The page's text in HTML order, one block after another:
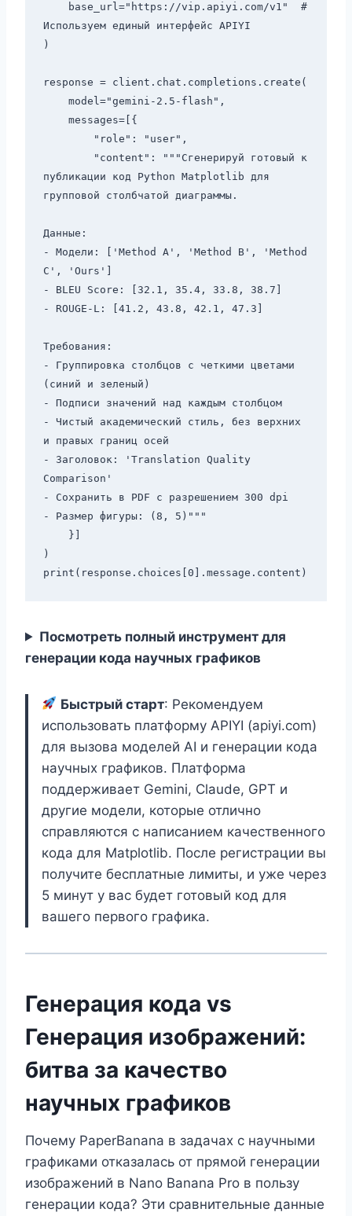
Используем единый интерфейс APIYI
)
response = client.chat.completions.create(
публикации код Python Matplotlib для
групповой столбчатой диаграммы.
Данные:
- Модели: ['Method A', 'Method B', 'Method
C', 'Ours']
- BLEU Score: [32.1, 35.4, 33.8, 38.7]
- ROUGE-L: [41.2, 43.8, 42.1, 47.3]
Требования:
- Группировка столбцов с четкими цветами
(синий и зеленый)
- Подписи значений над каждым столбцом
- Чистый академический стиль, без верхних
и правых границ осей
- Заголовок: 'Translation Quality
Comparison'
- Сохранить в PDF с разрешением 300 dpi
- Размер фигуры: (8, 5)"""
)
Посмотреть полный инструмент для
генерации кода научных графиков
Быстрый старт: Рекомендуем
использовать платформу APIYI (apiyi.com)
для вызова моделей AI и генерации кода
научных графиков. Платформа
поддерживает Gemini, Claude, GPT и
другие модели, которые отлично
справляются с написанием качественного
кода для Matplotlib. После регистрации вы
получите бесплатные лимиты, и уже через
5 минут у вас будет готовый код для
вашего первого графика.
Генерация кода vs
Генерация изображений:
битва за качество
научных графиков
Почему PaperBanana в задачах с научными
графиками отказалась от прямой генерации
изображений в Nano Banana Pro в пользу
генерации кода? Эти сравнительные данные